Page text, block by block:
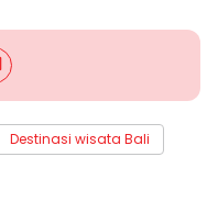
Destinasi wisata Bali